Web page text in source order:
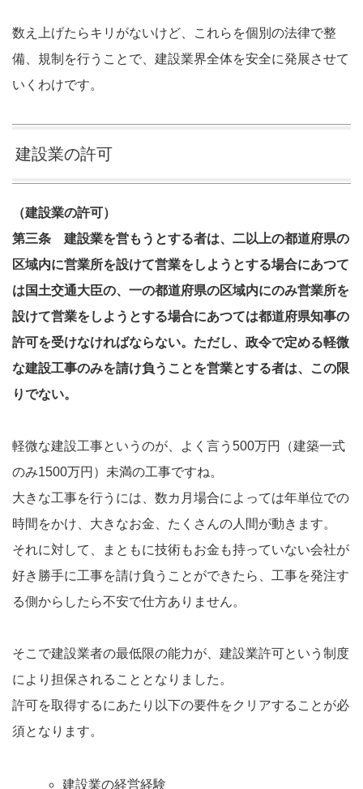
数え上げたらキリがないけど、これらを個別の法律で整
備、規制を行うことで、建設業界全体を安全に発展させて
いくわけです。
建設業の許可
（建設業の許可）
第三条 建設業を営もうとする者は、二以上の都道府県の
区域内に営業所を設けて営業をしようとする場合にあつて
は国土交通大臣の、一の都道府県の区域内にのみ営業所を
設けて営業をしようとする場合にあつては都道府県知事の
許可を受けなければならない。ただし、政令で定める軽微
な建設工事のみを請け負うことを営業とする者は、この限
りでない。
軽微な建設工事というのが、よく言う500万円（建築一式
のみ1500万円）未満の工事ですね。
大きな工事を行うには、数カ月場合によっては年単位での
時間をかけ、大きなお金、たくさんの人間が動きます。
それに対して、まともに技術もお金も持っていない会社が
好き勝手に工事を請け負うことができたら、工事を発注す
る側からしたら不安で仕方ありません。
そこで建設業者の最低限の能力が、建設業許可という制度
により担保されることとなりました。
許可を取得するにあたり以下の要件をクリアすることが必
須となります。
建設業の経営経験